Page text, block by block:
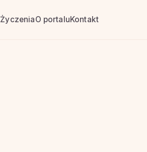
ŻyczeniaO portaluKontakt